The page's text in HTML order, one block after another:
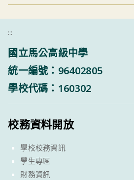
:::
國立馬公高級中學
統一編號：96402805
學校代碼：160302
校務資料開放
學校校務資訊
學生專區
財務資訊